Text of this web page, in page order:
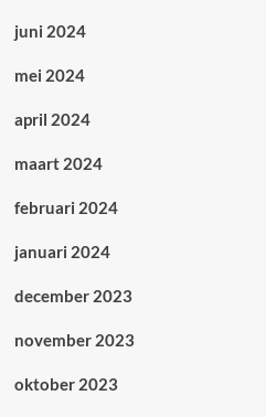
juni 2024
mei 2024
april 2024
maart 2024
februari 2024
januari 2024
december 2023
november 2023
oktober 2023